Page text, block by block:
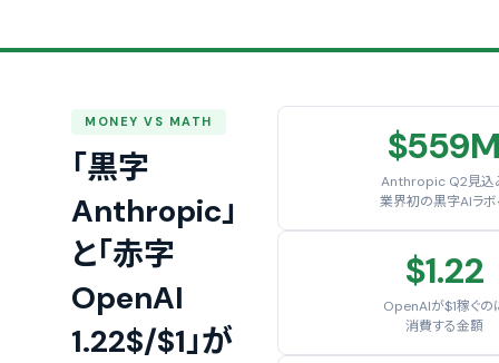
MONEY VS MATH
「黒字
Anthropic」
と「赤字
OpenAI
1.22$/$1」が
Anthropic Q2見込
業界初の黒字AIラ
$1.22
OpenAIが$1稼ぐの
消費する金額